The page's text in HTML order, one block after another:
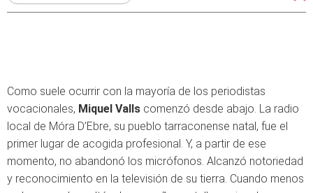
Como suele ocurrir con la mayoría de los periodistas
vocacionales, Miquel Valls comenzó desde abajo. La radio
local de Móra D’Ebre, su pueblo tarraconense natal, fue el
primer lugar de acogida profesional. Y, a partir de ese
momento, no abandonó los micrófonos. Alcanzó notoriedad
y reconocimiento en la televisión de su tierra. Cuando menos